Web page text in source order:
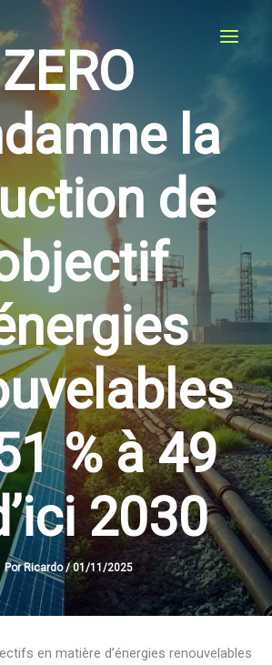
ZERO
la
de
% à 49
2030
Por Ricardo/01/11/2025
en matière d’énergies renouvelables